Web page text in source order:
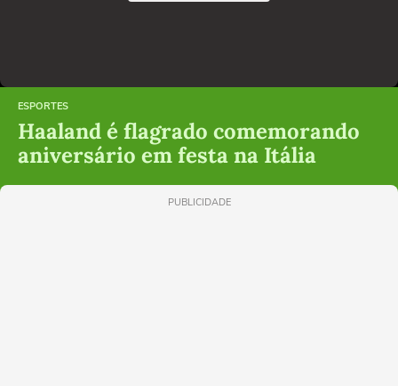
ESPORTES
Haaland é flagrado comemorando
aniversário em festa na Itália
PUBLICIDADE